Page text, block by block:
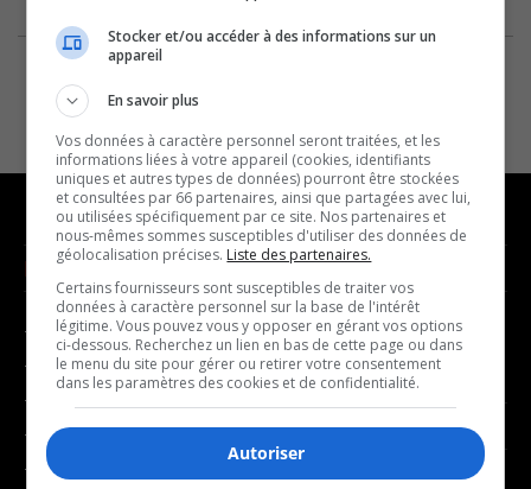
NOUVELLES
- Affaires municipales
- Communauté / Social
- Culture
- Économie
- Éducation
MUSIQUE
- Décompte franco
- Joué récemment
BALADOS
Stocker et/ou accéder à des informations sur un
appareil
En savoir plus
Vos données à caractère personnel seront traitées, et les
informations liées à votre appareil (cookies, identifiants
uniques et autres types de données) pourront être stockées
et consultées par 66 partenaires, ainsi que partagées avec lui,
ou utilisées spécifiquement par ce site. Nos partenaires et
nous-mêmes sommes susceptibles d'utiliser des données de
géolocalisation précises. Liste des partenaires.
Certains fournisseurs sont susceptibles de traiter vos
données à caractère personnel sur la base de l'intérêt
légitime. Vous pouvez vous y opposer en gérant vos options
ci-dessous. Recherchez un lien en bas de cette page ou dans
le menu du site pour gérer ou retirer votre consentement
dans les paramètres des cookies et de confidentialité.
Autoriser